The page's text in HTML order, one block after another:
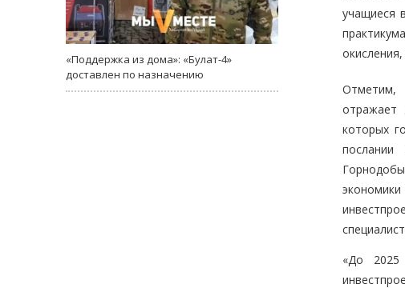
учащиеся
которых
«До 2025
«Поддержка из дома»: «Булат-4»
доставлен по назначению